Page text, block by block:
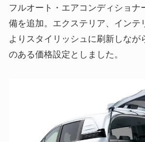
フルオート・エアコンディショナ
備を追加。エクステリア、インテ
よりスタイリッシュに刷新しなが
のある価格設定としました。